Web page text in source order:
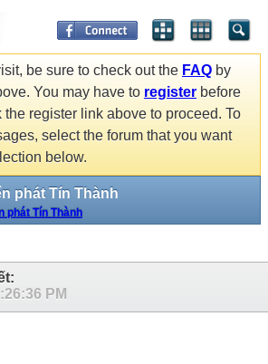
be sure to check out the FAQ by
You may have to register before
register link above to proceed. To
select the forum that you want
below.
phát Tín Thành
phát Tín Thành
PM